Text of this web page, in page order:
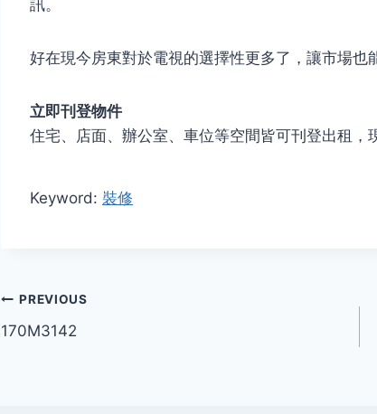
訊。
好在現今房東對於電視的選擇性更多了，讓市場也
立即刊登物件
住宅、店面、辦公室、車位等空間皆可刊登出租，
Keyword: 裝修
Post
navigation
PREVIOUS
170M3142